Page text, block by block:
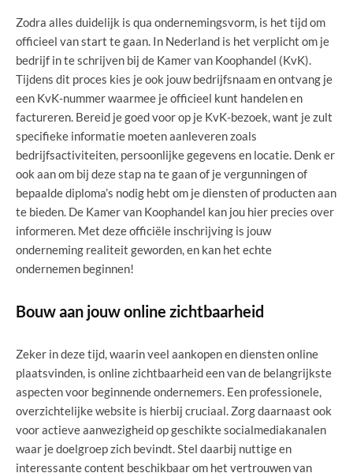
Zodra alles duidelijk is qua ondernemingsvorm, is het tijd om
officieel van start te gaan. In Nederland is het verplicht om je
bedrijf in te schrijven bij de Kamer van Koophandel (KvK).
Tijdens dit proces kies je ook jouw bedrijfsnaam en ontvang je
een KvK-nummer waarmee je officieel kunt handelen en
factureren. Bereid je goed voor op je KvK-bezoek, want je zult
specifieke informatie moeten aanleveren zoals
bedrijfsactiviteiten, persoonlijke gegevens en locatie. Denk er
ook aan om bij deze stap na te gaan of je vergunningen of
bepaalde diploma’s nodig hebt om je diensten of producten aan
te bieden. De Kamer van Koophandel kan jou hier precies over
informeren. Met deze officiële inschrijving is jouw
onderneming realiteit geworden, en kan het echte
ondernemen beginnen!
Bouw aan jouw online zichtbaarheid
Zeker in deze tijd, waarin veel aankopen en diensten online
plaatsvinden, is online zichtbaarheid een van de belangrijkste
aspecten voor beginnende ondernemers. Een professionele,
overzichtelijke website is hierbij cruciaal. Zorg daarnaast ook
voor actieve aanwezigheid op geschikte socialmediakanalen
waar je doelgroep zich bevindt. Stel daarbij nuttige en
interessante content beschikbaar om het vertrouwen van